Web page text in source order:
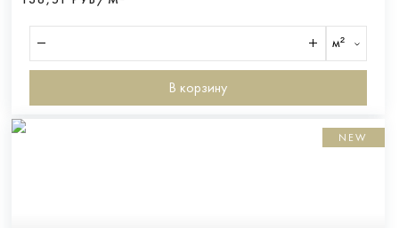
м²
В корзину
NEW